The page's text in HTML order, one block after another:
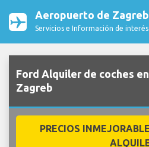
Aeropuerto de Zagreb
Servicios e Información de
Ford Alquiler de coches
Zagreb
PRECIOS